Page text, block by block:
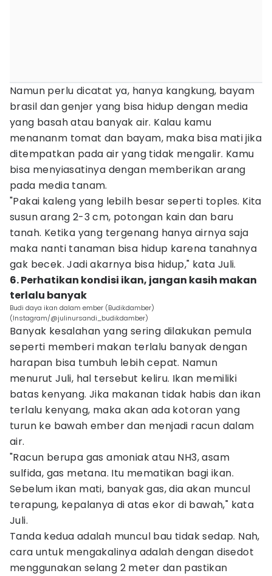
Namun perlu dicatat ya, hanya kangkung, bayam
brasil dan genjer yang bisa hidup dengan media
yang basah atau banyak air. Kalau kamu
menananm tomat dan bayam, maka bisa mati jika
ditempatkan pada air yang tidak mengalir. Kamu
bisa menyiasatinya dengan memberikan arang
pada media tanam.
"Pakai kaleng yang lebilh besar seperti toples. Kita
susun arang 2-3 cm, potongan kain dan baru
tanah. Ketika yang tergenang hanya airnya saja
maka nanti tanaman bisa hidup karena tanahnya
gak becek. Jadi akarnya bisa hidup," kata Juli.
6. Perhatikan kondisi ikan, jangan kasih makan
terlalu banyak
Budi daya ikan dalam ember (Budikdamber)
(Instagram/@julinursandi_budikdamber)
Banyak kesalahan yang sering dilakukan pemula
seperti memberi makan terlalu banyak dengan
harapan bisa tumbuh lebih cepat. Namun
menurut Juli, hal tersebut keliru. Ikan memiliki
batas kenyang. Jika makanan tidak habis dan ikan
terlalu kenyang, maka akan ada kotoran yang
turun ke bawah ember dan menjadi racun dalam
air.
"Racun berupa gas amoniak atau NH3, asam
sulfida, gas metana. Itu mematikan bagi ikan.
Sebelum ikan mati, banyak gas, dia akan muncul
terapung, kepalanya di atas ekor di bawah," kata
Juli.
Tanda kedua adalah muncul bau tidak sedap. Nah,
cara untuk mengakalinya adalah dengan disedot
menggunakan selang 2 meter dan pastikan